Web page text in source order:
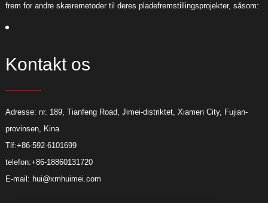
frem for andre skæremetoder til deres pladefremstillingsprojekter, såsom:
Kontakt os
Adresse: nr. 189, Tianfeng Road, Jimei-distriktet, Xiamen City, Fujian-
provinsen, Kina
Tlf:+86-592-6101699
telefon:+86-18860131720
E-mail: hui@xmhuimei.com